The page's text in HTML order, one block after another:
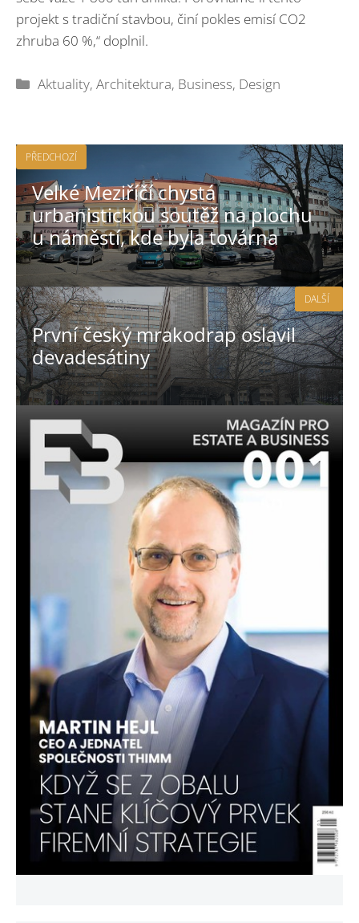
projekt s tradiční stavbou, činí pokles emisí CO2
zhruba 60 %,“ doplnil.
Rubriky
Aktuality,Architektura, Business, Design
PŘEDCHOZÍ
Velké Meziříčí chystá
urbanistickou soutěž na plochu
u náměstí, kde byla továrna
První český mrakodrap oslavil
devadesátiny
DALŠÍ